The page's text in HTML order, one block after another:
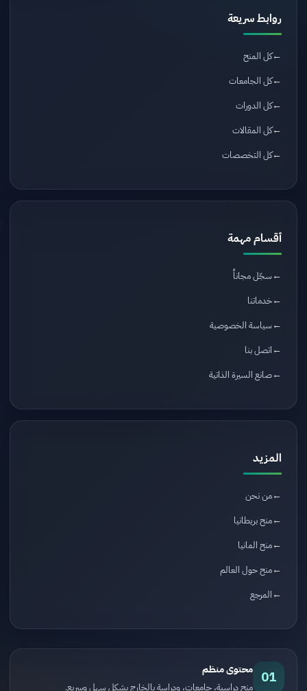
روابط سريعة
كل المنح
كل الجامعات
كل الدورات
كل المقالات
كل التخصصات
أقسام مهمة
سجّل مجاناً
خدماتنا
سياسة الخصوصية
اتصل بنا
صانع السيرة الذاتية
المزيد
من نحن
منح بريطانيا
منح المانيا
منح حول العالم
المرجع
01 محتوى منظم
منح دراسية، جامعات، ودراسة بالخارج بشكل سهل وسريع.